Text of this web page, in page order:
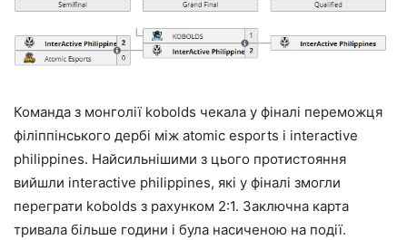
Команда з монголії kobolds чекала у фіналі переможця
філіппінського дербі між atomic esports і interactive
philippines. Найсильнішими з цього протистояння
вийшли interactive philippines, які у фіналі змогли
переграти kobolds з рахунком 2:1. Заключна карта
тривала більше години і була насиченою на події.